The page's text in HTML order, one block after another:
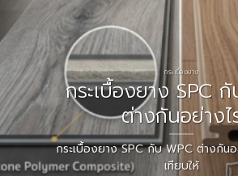
กระเบื้องยาง
กระเบื้องยาง SPC
ต่างกันอย่างไ
กระเบื้องยาง SPC กับ WPC ต่างกัน
เทียบให้